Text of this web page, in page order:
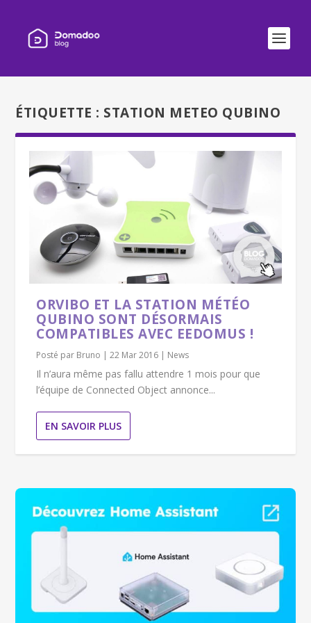
ÉTIQUETTE : STATION METEO QUBINO
ORVIBO ET LA STATION MÉTÉO
QUBINO SONT DÉSORMAIS
COMPATIBLES AVEC EEDOMUS !
Posté par Bruno |22 Mar 2016 | News
Il n’aura même pas fallu attendre 1 mois pour que
l’équipe de Connected Object annonce...
EN SAVOIR PLUS